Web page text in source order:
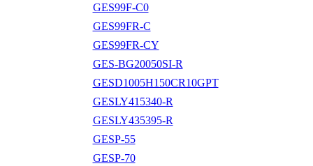
GES99F-C0
GES99FR-C
GES99FR-CY
GES-BG20050SI-R
GESD1005H150CR10GPT
GESLY415340-R
GESLY435395-R
GESP-55
GESP-70